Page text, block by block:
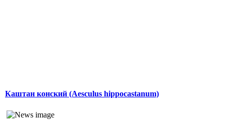
Каштан конский (Aesculus hippocastanum)